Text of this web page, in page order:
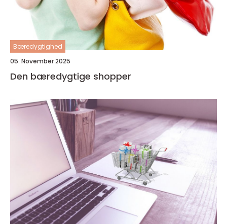
Bæredygtighed
05. November 2025
Den bæredygtige shopper